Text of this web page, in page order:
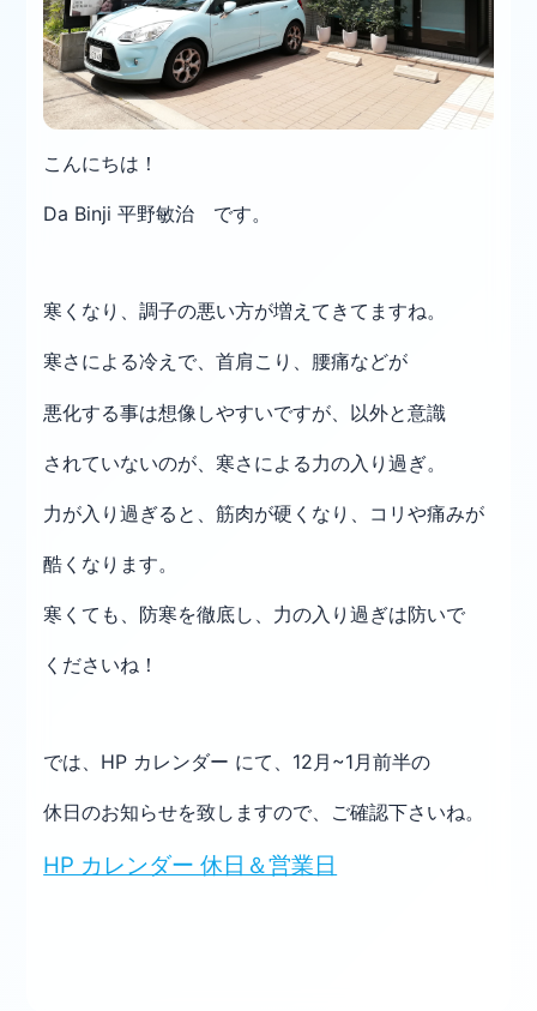
こんにちは！
Da Binji 平野敏治 です。
寒くなり、調子の悪い方が増えてきてますね。
寒さによる冷えで、首肩こり、腰痛などが
悪化する事は想像しやすいですが、以外と意識
されていないのが、寒さによる力の入り過ぎ。
力が入り過ぎると、筋肉が硬くなり、コリや痛みが
酷くなります。
寒くても、防寒を徹底し、力の入り過ぎは防いで
くださいね！
では、HP カレンダー にて、12月~1月前半の
休日のお知らせを致しますので、ご確認下さいね。
HP カレンダー 休日＆営業日